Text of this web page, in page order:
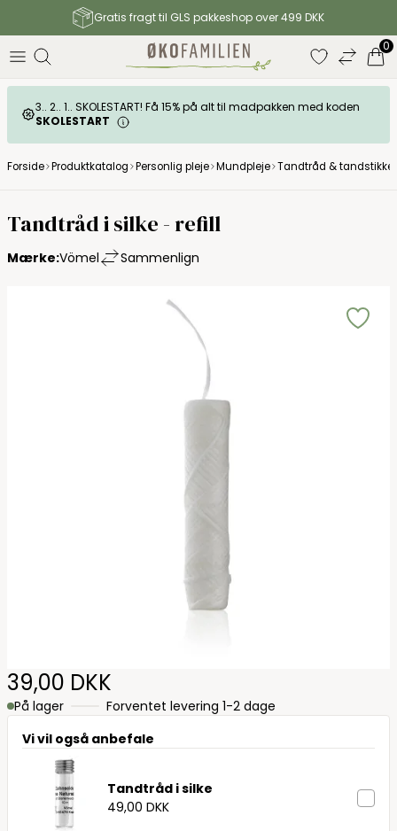
Gratis fragt til GLS pakkeshop over 499 DKK
0
3.. 2.. 1.. SKOLESTART! Få 15% på alt til madpakken med koden
SKOLESTART
Forside Produktkatalog Personlig pleje Mundpleje Tandtråd & tandstikker
Tandtråd i silke - refill
Mærke:Vömel Sammenlign
39,00 DKK
På lager
Forventet levering 1-2 dage
Vi vil også anbefale
Tandtråd i silke
49,00 DKK